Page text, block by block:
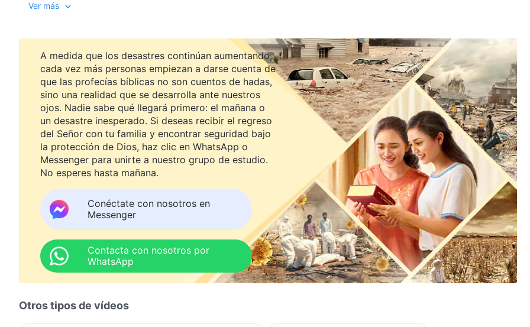
Ver más
A medida que los desastres continúan aumentando,
cada vez más personas empiezan a darse cuenta de
que las profecías bíblicas no son cuentos de hadas,
sino una realidad que se desarrolla ante nuestros
ojos. Nadie sabe qué llegará primero: el mañana o
un desastre inesperado. Si deseas recibir el regreso
del Señor con tu familia y encontrar seguridad bajo
la protección de Dios, haz clic en WhatsApp o
Messenger para unirte a nuestro grupo de estudio.
No esperes hasta mañana.
Conéctate con nosotros en
Messenger
Contacta con nosotros por
WhatsApp
Otros tipos de vídeos